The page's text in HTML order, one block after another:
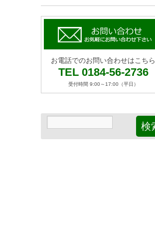
お電話でのお問い合わせはこちら
TEL 0184-56-2736
受付時間 9:00～17:00（平日）